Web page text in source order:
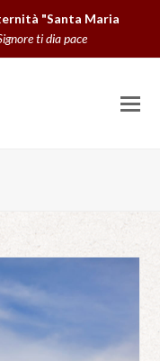
"Santa Maria
ti dia pace